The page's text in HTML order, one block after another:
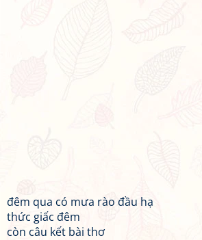
đêm qua có mưa rào đầu hạ
thức giấc đêm
còn câu kết bài thơ